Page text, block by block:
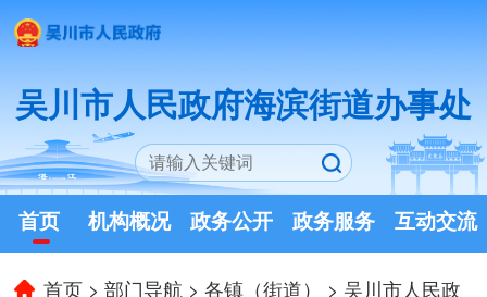
吴川市人民政府海滨街道办事处
首页 机构概况 政务公开 政务服务 互动交流
首页 >部门导航 >各镇（街道） > 吴川市人民政